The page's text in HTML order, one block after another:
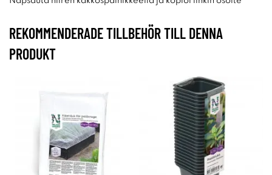
REKOMMENDERADE TILLBEHÖR TILL DENNA
PRODUKT